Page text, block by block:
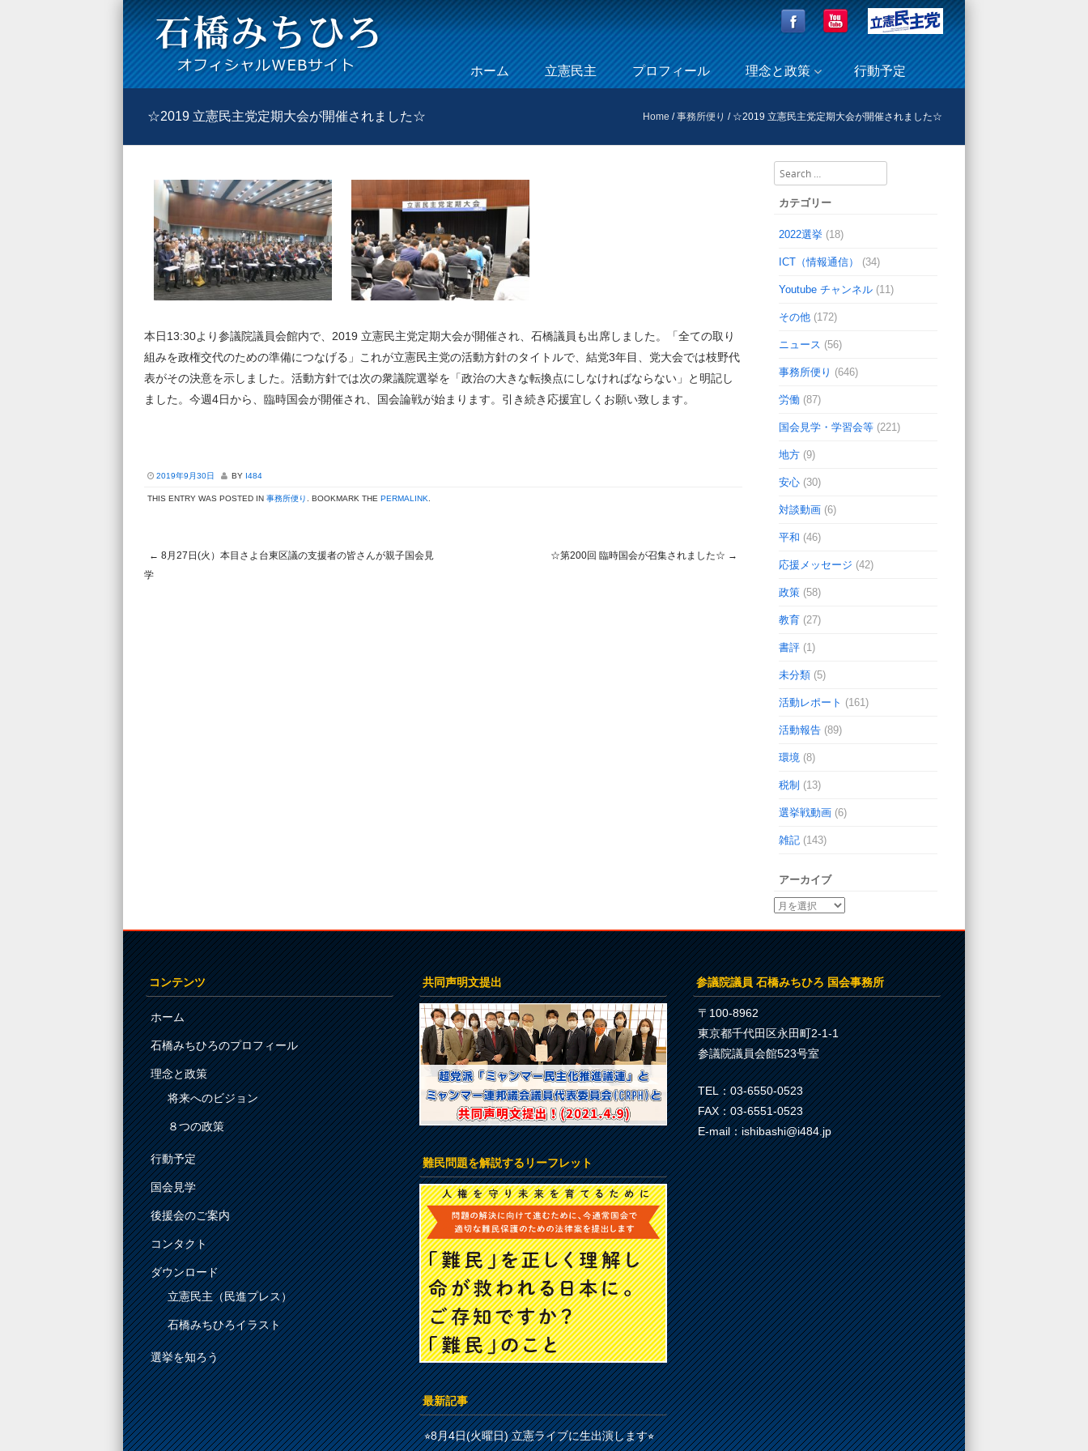
Menu
Skip to content
ホーム 立憲民主 プロフィール 理念と政策 行動予定
☆2019 立憲民主党定期大会が開催されました☆ Home /事務所便り / ☆2019 立憲民主党定期大会が開催されました☆
本日13:30より参議院議員会館内で、2019 立憲民主党定期大会が開催され、石橋議員も出席しました。「全ての取り
組みを政権交代のための準備につなげる」これが立憲民主党の活動方針のタイトルで、結党3年目、党大会では枝野代
表がその決意を示しました。活動方針では次の衆議院選挙を「政治の大きな転換点にしなければならない」と明記し
ました。今週4日から、臨時国会が開催され、国会論戦が始まります。引き続き応援宜しくお願い致します。
2019年9月30日 BY I484
THIS ENTRY WAS POSTED IN 事務所便り . BOOKMARK THE PERMALINK.
Post navigation
← 8月27日(火）本目さよ台東区議の支援者の皆さんが親子国会見
学
☆第200回 臨時国会が召集されました☆ →
Search
カテゴリー
2022選挙 (18)
ICT（情報通信） (34)
Youtube チャンネル (11)
その他 (172)
ニュース (56)
事務所便り (646)
労働 (87)
国会見学・学習会等 (221)
地方 (9)
安心 (30)
対談動画 (6)
平和 (46)
応援メッセージ (42)
政策 (58)
教育 (27)
書評 (1)
未分類 (5)
活動レポート (161)
活動報告 (89)
環境 (8)
税制 (13)
選挙戦動画 (6)
雑記 (143)
アーカイブ
コンテンツ
ホーム
石橋みちひろのプロフィール
理念と政策
将来へのビジョン
８つの政策
行動予定
国会見学
後援会のご案内
コンタクト
ダウンロード
立憲民主（民進プレス）
石橋みちひろイラスト
選挙を知ろう
共同声明文提出
難民問題を解説するリーフレット
最新記事
⭐︎8月4日(火曜日) 立憲ライブに生出演します⭐︎
参議院議員 石橋みちひろ 国会事務所
〒100-8962
東京都千代田区永田町2-1-1
参議院議員会館523号室
TEL：03-6550-0523
FAX：03-6551-0523
E-mail：ishibashi@i484.jp